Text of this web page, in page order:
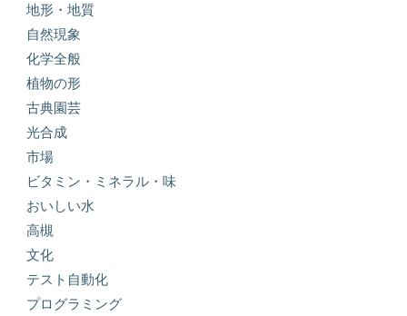
地形・地質
自然現象
化学全般
植物の形
古典園芸
光合成
市場
ビタミン・ミネラル・味
おいしい水
高槻
文化
テスト自動化
プログラミング